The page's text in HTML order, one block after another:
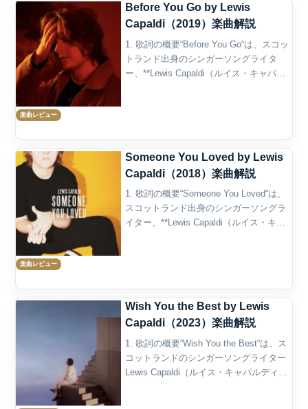
楽曲レビュー
Before You Go by Lewis
Capaldi（2019）楽曲解説
1. 歌詞の概要“Before You Go“は、スコッ
トランド出身のシンガーソングライタ
ー、**Lewis Capaldi（ルイス・キャパル
楽曲レビュー
Someone You Loved by Lewis
Capaldi（2018）楽曲解説
1. 歌詞の概要“Someone You Loved“は、
スコットランド出身のシンガーソングラ
イター、**Lewis Capaldi（ルイス・キャ
Wish You the Best by Lewis
Capaldi（2023）楽曲解説
1. 歌詞の概要“Wish You the Best“は、ス
コットランドのシンガーソングライター
Lewis Capaldi（ルイス・キャパルディ）